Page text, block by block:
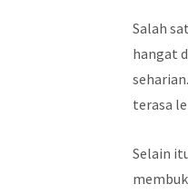
Salah
hangat
terasa
Selain